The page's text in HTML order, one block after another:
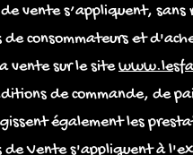
vente s’appliquent,
de consommateurs et
vente sur le site
de commande, de
également les
de Vente s'appliquent à